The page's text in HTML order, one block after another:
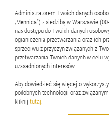
Administratorem Twoich danych
„Mennica”) z siedzibą w Warszawie
nas dostępu do Twoich danych
ograniczenia przetwarzania oraz ich
sprzeciwu z przyczyn związanych z
przetwarzania Twoich danych w celu
uzasadnionych interesów.
Aby dowiedzieć się więcej o
podobnych technologii oraz
kliknij tutaj.
© 2026 Mennica Polska